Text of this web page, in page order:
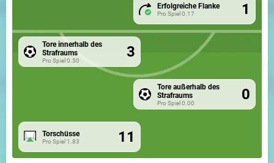
Erfolgreiche Flanke
Pro Spiel 0.17 1
Tore innerhalb des
Strafraums
Pro Spiel 0.50 3
Tore außerhalb des
Strafraums
Pro Spiel 0.00 0
Torschüsse
Pro Spiel 1.83 11